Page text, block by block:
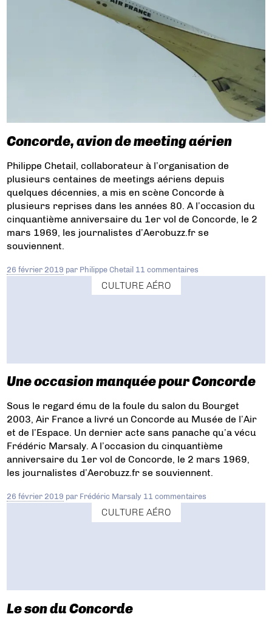
Concorde, avion de meeting aérien
Philippe Chetail, collaborateur à l’organisation de
plusieurs centaines de meetings aériens depuis
quelques décennies, a mis en scène Concorde à
plusieurs reprises dans les années 80. A l’occasion du
cinquantième anniversaire du 1er vol de Concorde, le 2
mars 1969, les journalistes d’Aerobuzz.fr se
souviennent.
26 février 2019 par Philippe Chetail 11 commentaires
CULTURE AÉRO
Une occasion manquée pour Concorde
Sous le regard ému de la foule du salon du Bourget
2003, Air France a livré un Concorde au Musée de l’Air
et de l’Espace. Un dernier acte sans panache qu’a vécu
Frédéric Marsaly. A l’occasion du cinquantième
anniversaire du 1er vol de Concorde, le 2 mars 1969,
les journalistes d’Aerobuzz.fr se souviennent.
26 février 2019 par Frédéric Marsaly 11 commentaires
CULTURE AÉRO
Le son du Concorde